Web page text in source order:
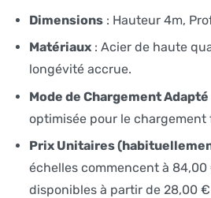
Dimensions : Hauteur 4m,
Matériaux : Acier de haute
longévité accrue.
Mode de Chargement Adapté
optimisée pour le chargement
Prix Unitaires
échelles commencent à 84,00
disponibles à partir de 28,00